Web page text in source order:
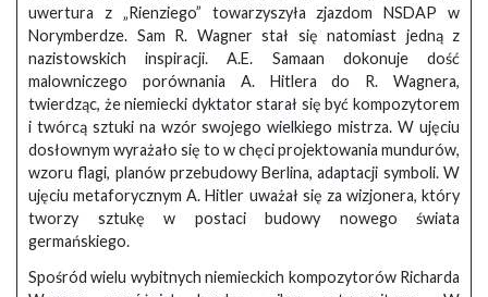
uwertura z „Rienziego” towarzyszyła zjazdom NSDAP w
Norymberdze. Sam R. Wagner stał się natomiast jedną z
nazistowskich inspiracji. A.E. Samaan dokonuje dość
malowniczego porównania A. Hitlera do R. Wagnera,
twierdząc, że niemiecki dyktator starał się być kompozytorem
i twórcą sztuki na wzór swojego wielkiego mistrza. W ujęciu
dosłownym wyrażało się to w chęci projektowania mundurów,
wzoru flagi, planów przebudowy Berlina, adaptacji symboli. W
ujęciu metaforycznym A. Hitler uważał się za wizjonera, który
tworzy sztukę w postaci budowy nowego świata
germańskiego.
Spośród wielu wybitnych niemieckich kompozytorów Richarda